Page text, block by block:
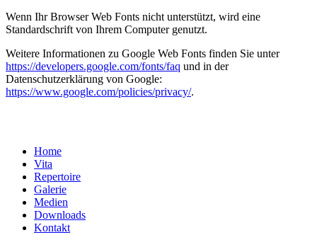
Wenn Ihr Browser Web Fonts nicht unterstützt, wird eine
Standardschrift von Ihrem Computer genutzt.
Weitere Informationen zu Google Web Fonts finden Sie unter
https://developers.google.com/fonts/faq und in der
Datenschutzerklärung von Google:
https://www.google.com/policies/privacy/.
Home
Vita
Repertoire
Galerie
Medien
Downloads
Kontakt